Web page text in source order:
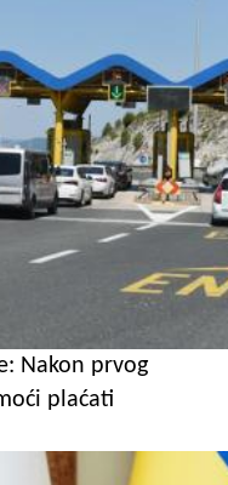
Nakon prvog
plaćati